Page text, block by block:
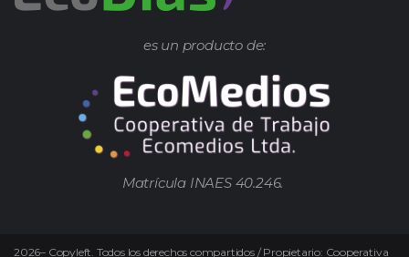
es un producto de:
Matrícula INAES 40.246.
2026– Copyleft. Todos los derechos compartidos / Propietario: Cooperativa